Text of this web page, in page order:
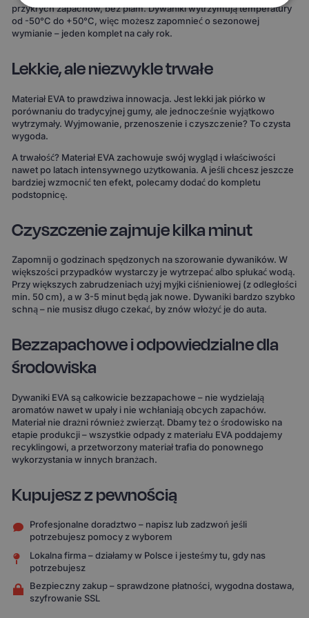
przykrych zapachów, bez plam. Dywaniki wytrzymują temperatury
od -50°C do +50°C, więc możesz zapomnieć o sezonowej
wymianie – jeden komplet na cały rok.
Lekkie, ale niezwykle trwałe
Materiał EVA to prawdziwa innowacja. Jest lekki jak piórko w
porównaniu do tradycyjnej gumy, ale jednocześnie wyjątkowo
wytrzymały. Wyjmowanie, przenoszenie i czyszczenie? To czysta
wygoda.
A trwałość? Materiał EVA zachowuje swój wygląd i właściwości
nawet po latach intensywnego użytkowania. A jeśli chcesz jeszcze
bardziej wzmocnić ten efekt, polecamy dodać do kompletu
podstopnicę.
Czyszczenie zajmuje kilka minut
Zapomnij o godzinach spędzonych na szorowanie dywaników. W
większości przypadków wystarczy je wytrzepać albo spłukać wodą.
Przy większych zabrudzeniach użyj myjki ciśnieniowej (z odległości
min. 50 cm), a w 3-5 minut będą jak nowe. Dywaniki bardzo szybko
schną – nie musisz długo czekać, by znów włożyć je do auta.
Bezzapachowe i odpowiedzialne dla
środowiska
Dywaniki EVA są całkowicie bezzapachowe – nie wydzielają
aromatów nawet w upały i nie wchłaniają obcych zapachów.
Materiał nie drażni również zwierząt. Dbamy też o środowisko na
etapie produkcji – wszystkie odpady z materiału EVA poddajemy
recyklingowi, a przetworzony materiał trafia do ponownego
wykorzystania w innych branżach.
Kupujesz z pewnością
Profesjonalne doradztwo – napisz lub zadzwoń jeśli
potrzebujesz pomocy z wyborem
Lokalna firma – działamy w Polsce i jesteśmy tu, gdy nas
potrzebujesz
Bezpieczny zakup – sprawdzone płatności, wygodna dostawa,
szyfrowanie SSL